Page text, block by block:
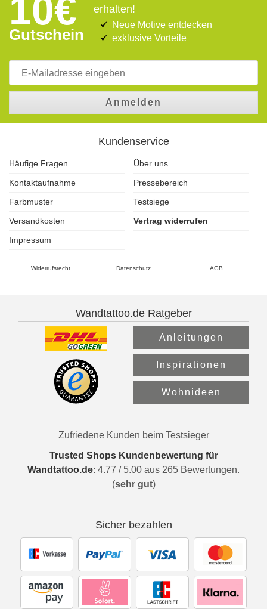
10€
Gutschein
erhalten!
Neue Motive entdecken
exklusive Vorteile
Anmelden
Kundenservice
Häufige Fragen
Über uns
Kontaktaufnahme
Pressebereich
Farbmuster
Testsiege
Versandkosten
Vertrag widerrufen
Impressum
Widerrufsrecht Datenschutz AGB
Wandtattoo.de Ratgeber
Anleitungen
Inspirationen
Wohnideen
Zufriedene Kunden beim Testsieger
Trusted Shops Kundenbewertung für
Wandtattoo.de: 4.77 / 5.00 aus 265 Bewertungen.
(sehr gut)
Sicher bezahlen